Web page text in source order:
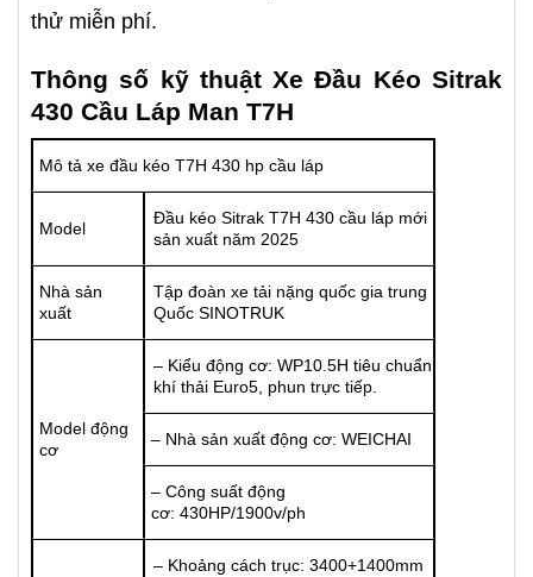
thử miễn phí.
Thông số kỹ thuật Xe Đầu Kéo Sitrak
430 Cầu Láp Man T7H
Mô tả xe đầu kéo T7H 430 hp cầu láp
Model
Đầu kéo Sitrak T7H 430 cầu láp mới
sản xuất năm 2025
Nhà sản
xuất
Tập đoàn xe tải nặng quốc gia trung
Quốc SINOTRUK
Model động
cơ
– Kiểu động cơ: WP10.5H tiêu chuẩn
khí thải Euro5, phun trực tiếp.
– Nhà sản xuất động cơ: WEICHAI
– Công suất động
cơ: 430HP/1900v/ph
– Khoảng cách trục: 3400+1400mm